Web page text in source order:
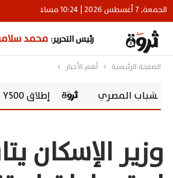
الجمعة, 7 أغسطس 2026 | 10:24 مساءً
رئيس التحرير: محمد
الصفحة الرئيسية أهم الأخبار
إطلاق vivo Y500 في مصر.. بطارية 8100 مللي أمبير وشاشة AMOLED 120 هرتز
وزير الإسكان